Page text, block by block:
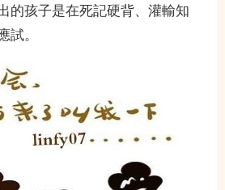
的孩子是在死記硬背、灌輸知
試。